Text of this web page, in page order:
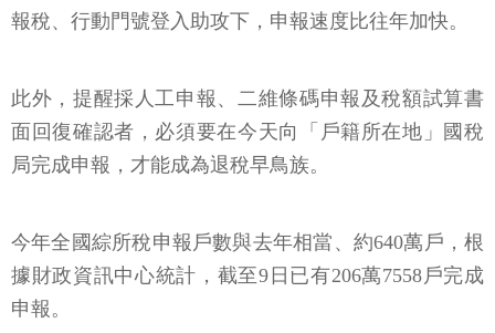
報稅、行動門號登入助攻下，申報速度比往年加快。
此外，提醒採人工申報、二維條碼申報及稅額試算書
面回復確認者，必須要在今天向「戶籍所在地」國稅
局完成申報，才能成為退稅早鳥族。
今年全國綜所稅申報戶數與去年相當、約640萬戶，根
據財政資訊中心統計，截至9日已有206萬7558戶完成
申報。